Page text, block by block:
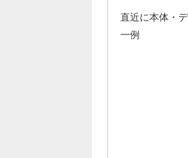
直近に本体・
一例